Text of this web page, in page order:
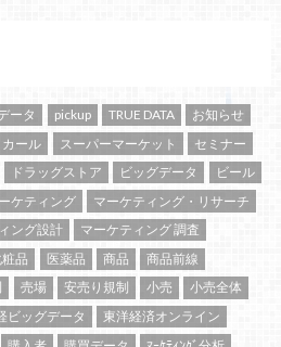
ータ pickup TRUE DATA
お知らせ
カール スーパーマーケット
セミナー
ドラッグストア ビッグデータ
ビール
ケティング
マーケティング・リサーチ
ング設計
マーケティング 調査
品 医薬品 商品
商品前線
売場 安売り規制 小売
小売全体
ビッグデータ
東洋経済オンライン